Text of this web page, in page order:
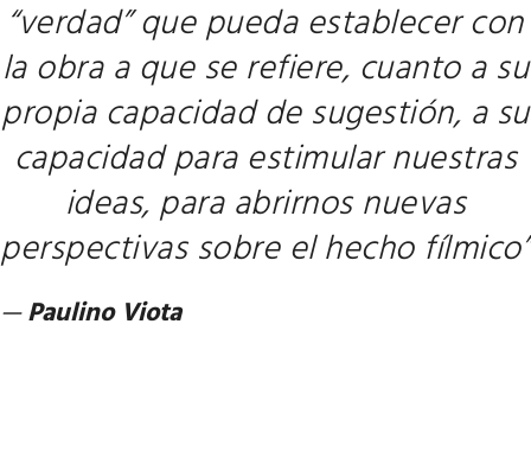
“verdad” que pueda establecer con
la obra a que se refiere, cuanto a su
propia capacidad de sugestión, a su
capacidad para estimular nuestras
ideas, para abrirnos nuevas
perspectivas sobre el hecho fílmico”
—Paulino Viota